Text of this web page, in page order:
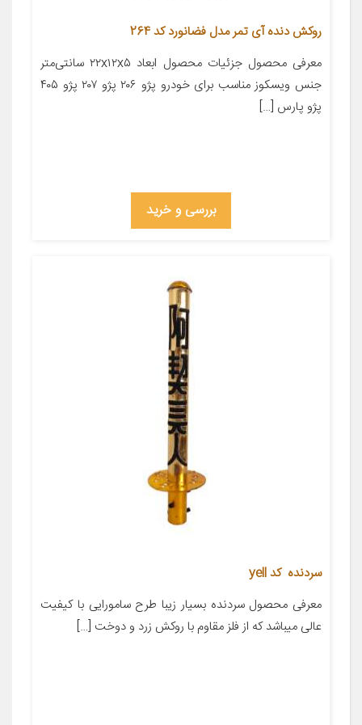
روکش دنده آی تمر مدل فضانورد کد 264
معرفی محصول جزئیات محصول ابعاد ۲۲x۱۲x۵ سانتی‌متر
جنس ویسکوز مناسب برای خودرو پژو ۲۰۶ پژو ۲۰۷ پژو ۴۰۵
پژو پارس […]
بررسی و خرید
سردنده کد yell
معرفی محصول سردنده بسیار زیبا طرح سامورایی با کیفیت
عالی میباشد که از فلز مقاوم با روکش زرد و دوخت […]